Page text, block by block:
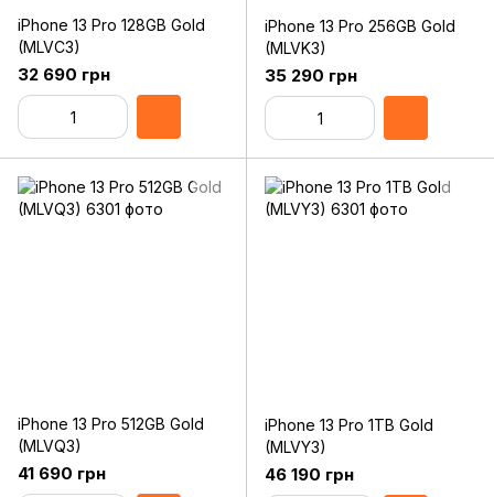
iPhone 13 Pro 128GB Gold
(MLVC3)
32 690 грн
iPhone 13 Pro 256GB Gold
(MLVK3)
35 290 грн
iPhone 13 Pro 512GB Gold
(MLVQ3)
41 690 грн
iPhone 13 Pro 1TB Gold
(MLVY3)
46 190 грн